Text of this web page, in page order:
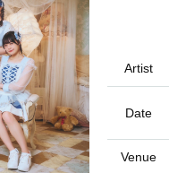
Artist
Date
Venue